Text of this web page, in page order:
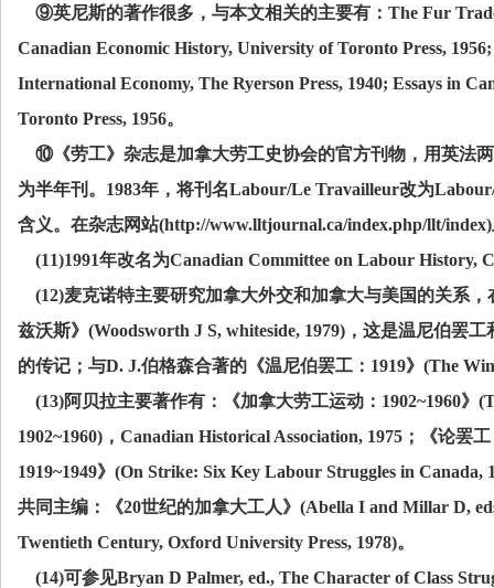
⑨英尼斯的著作很多，与本文相关的主要有： The Fur
Canadian Economic History, University of Toronto Press,
International Economy, The Ryerson Press, 1940; Essays in
Toronto Press, 1956。
⑩《劳工》杂志是加拿大劳工史协会的官方刊物，用英法
为半年刊。 1983年，将刊名Labour/Le Travailleur改为
含义。在杂志网站(http://www.lltjournal.ca/index.php/llt/index)
(11)1991年改名为Canadian Committee on Labour History,
(12)麦克诺特主要研究加拿大外交和加拿大与美国的关系
兹沃斯》 (Woodsworth J S, whiteside, 1979) ，这是温尼伯罢
的传记；与D. J.伯格森合著的《温尼伯罢工： 1919》 (The
(13)阿贝拉主要著作有：《加拿大劳工运动： 1902~1960》
1902~1960) ， Canadian Historical Association, 1975 ；《论罢
1919~1949》 (On Strike: Six Key Labour Struggles in Canada,
共同主编：《20世纪的加拿大工人》 (Abella I and Millar D,
Twentieth Century, Oxford University Press, 1978)。
(14)可参见Bryan D Palmer, ed., The Character of Class